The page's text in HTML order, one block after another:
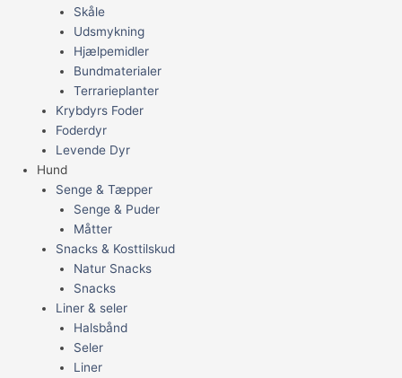
Skåle
Udsmykning
Hjælpemidler
Bundmaterialer
Terrarieplanter
Krybdyrs Foder
Foderdyr
Levende Dyr
Hund
Senge & Tæpper
Senge & Puder
Måtter
Snacks & Kosttilskud
Natur Snacks
Snacks
Liner & seler
Halsbånd
Seler
Liner